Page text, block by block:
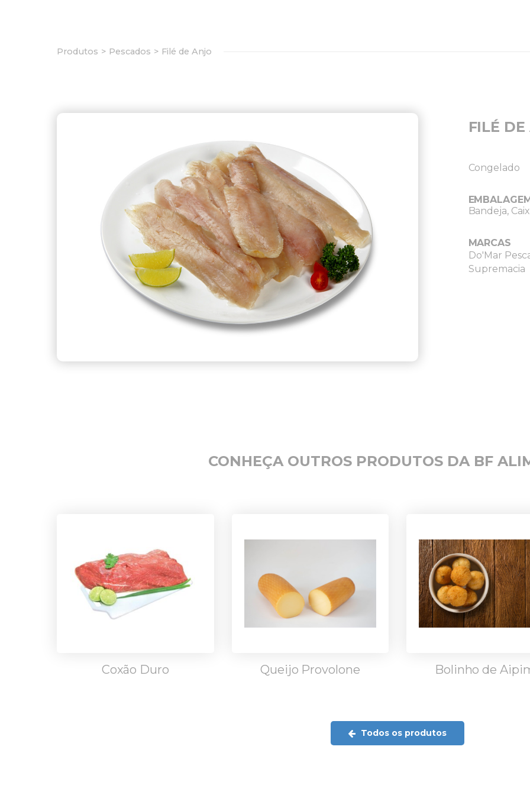
Produtos Pescados Filé de Anjo
FILÉ
Congelado
Bandeja,
MARCAS
Do'Mar
Supremacia
CONHEÇA OUTROS PRODUTOS DA BF
Coxão Duro Queijo Provolone Bolinho de
Todos os produtos